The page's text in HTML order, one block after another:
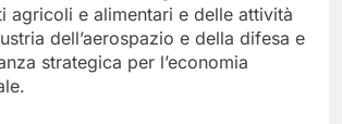
agricoli e alimentari e delle attività
dell’aerospazio e della difesa e
strategica per l’economia